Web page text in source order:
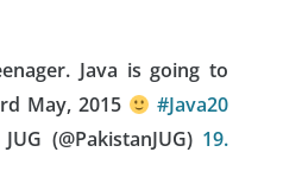
Java is going to
May, 2015
#Java20
(@PakistanJUG) 19.